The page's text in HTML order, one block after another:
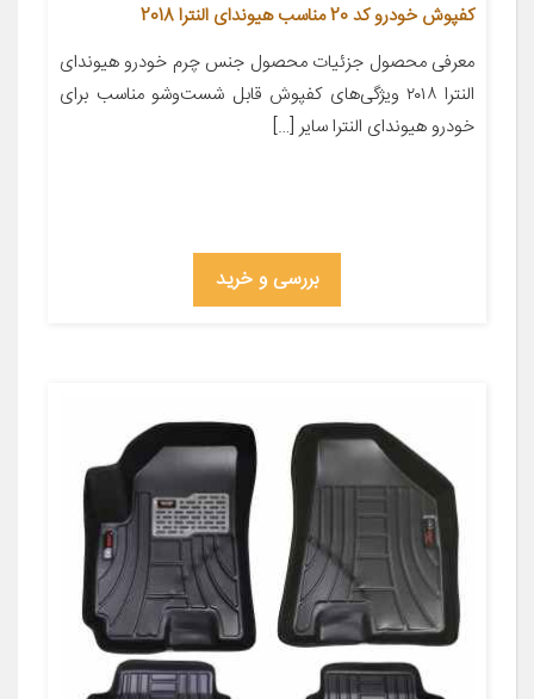
کفپوش خودرو کد 20 مناسب هیوندای النترا 2018
معرفی محصول جزئیات محصول جنس چرم خودرو هیوندای
النترا ۲۰۱۸ ویژگی‌های کفپوش قابل شست‌وشو مناسب برای
خودرو هیوندای النترا سایر […]
بررسی و خرید